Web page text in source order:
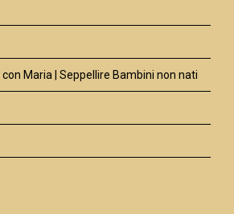
Maria | Seppellire Bambini non nati